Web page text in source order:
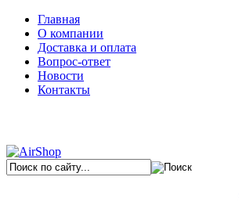
Главная
О компании
Доставка и оплата
Вопрос-ответ
Новости
Контакты